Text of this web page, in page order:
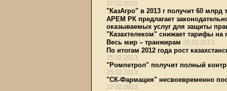
27.02.2013
"КазАгро" в 2013 г получит 60
АРЕМ РК предлагает
оказываемых услуг для защиты
"Казахтелеком" снижает тарифы на
Весь мир – транжирам 26.02.2013
По итогам 2012 года рост
25.02.2013
"Ромпетрол" получит полный
25.02.2013
"СК-Фармация" несвоевременно
22.02.2013